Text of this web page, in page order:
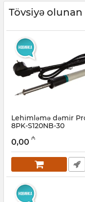
Tövsiyə
Lehimləmə dəmir
8PK-S120NB-30
027001062
0,00 ₼